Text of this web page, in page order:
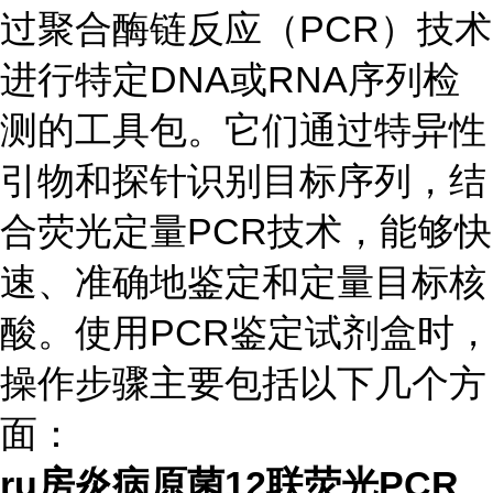
过聚合酶链反应（PCR）技术
进行特定DNA或RNA序列检
测的工具包。它们通过特异性
引物和探针识别目标序列，结
合荧光定量PCR技术，能够快
速、准确地鉴定和定量目标核
酸。使用PCR鉴定试剂盒时，
操作步骤主要包括以下几个方
面：
ru房炎病原菌12联荧光PCR